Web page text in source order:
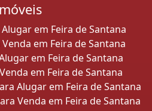
em Feira de Santana
em Feira de Santana
em Feira de Santana
em Feira de Santana
Alugar em Feira de Santana
Venda em Feira de Santana